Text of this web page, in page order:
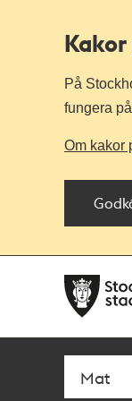
På
fungera
Om kakor
navigationen
huvudinnehållet
Sök